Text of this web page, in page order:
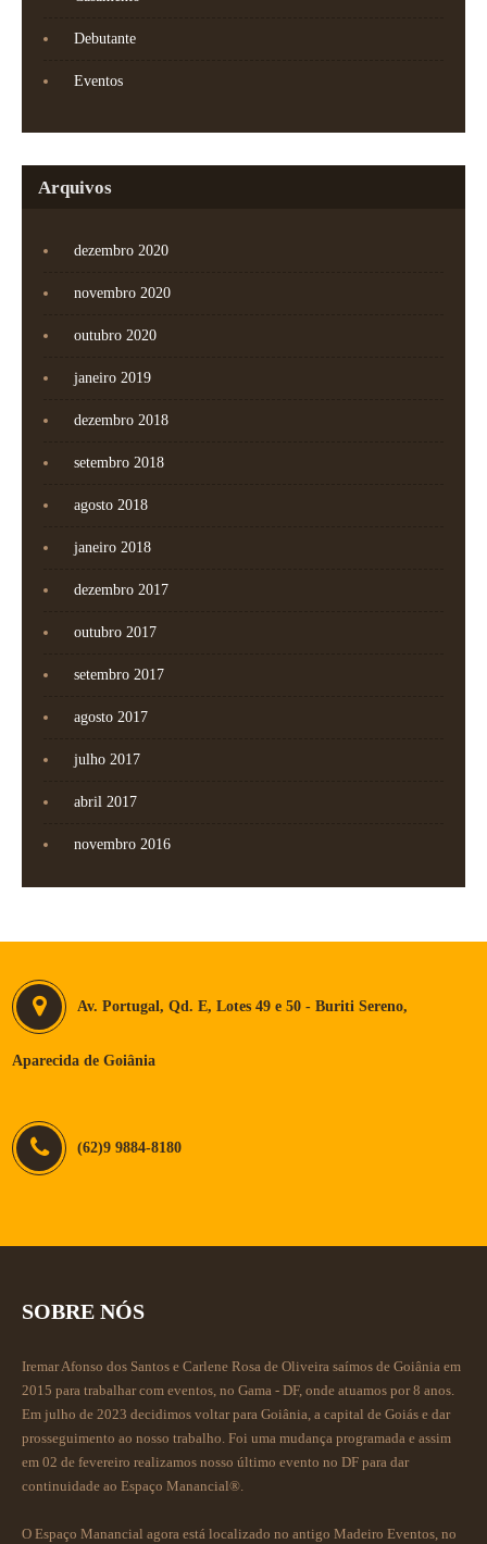
Debutante
Eventos
Arquivos
dezembro 2020
novembro 2020
outubro 2020
janeiro 2019
dezembro 2018
setembro 2018
agosto 2018
janeiro 2018
dezembro 2017
outubro 2017
setembro 2017
agosto 2017
julho 2017
abril 2017
novembro 2016
Av. Portugal, Qd. E, Lotes 49 e 50 - Buriti Sereno,
Aparecida de Goiânia
(62)9 9884-8180
SOBRE NÓS
Iremar Afonso dos Santos e Carlene Rosa de Oliveira saímos de Goiânia em
2015 para trabalhar com eventos, no Gama - DF, onde atuamos por 8 anos.
Em julho de 2023 decidimos voltar para Goiânia, a capital de Goiás e dar
prosseguimento ao nosso trabalho. Foi uma mudança programada e assim
em 02 de fevereiro realizamos nosso último evento no DF para dar
continuidade ao Espaço Manancial®.
O Espaço Manancial agora está localizado no antigo Madeiro Eventos, no